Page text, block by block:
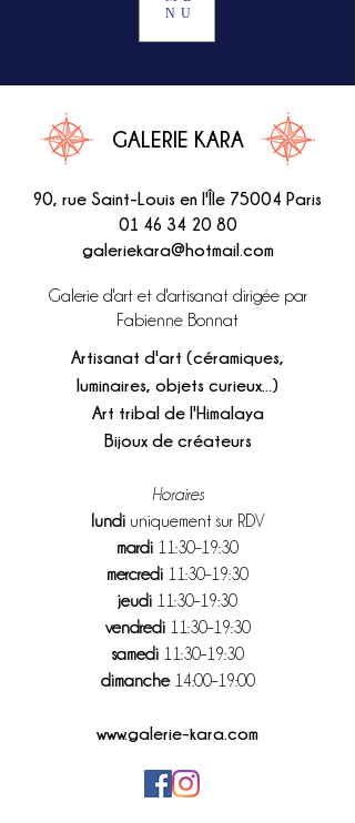
NU
GALERIE KARA
90, rue Saint-Louis en l'Île 75004 Paris
01 46 34 20 80
galeriekara@hotmail.com
Galerie d'art et d'artisanat dirigée par
Fabienne Bonnat
Artisanat d'art (céramiques,
luminaires, objets curieux...)
Art tribal de l'Himalaya
Bijoux de créateurs
Horaires
lundi uniquement sur RDV
mardi 11 :30–19:30
mercredi 11 :30–19:30
jeudi 11 :30–19:30
vendredi 11 :30–19:30
samedi 11 :30–19:30
dimanche 14:00–19:00
www.galerie-kara.com